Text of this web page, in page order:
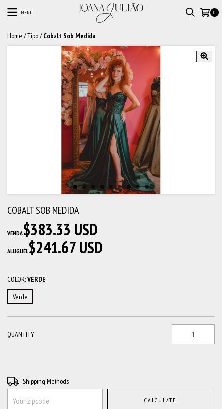
MENU 0
Home /Tipo/ Cobalt Sob Medida
COBALT SOB MEDIDA
VENDA$383.33 USD
ALUGUEL$241.67 USD
COLOR:VERDE
Verde
QUANTITY
Shipping for zipcode:
Shipping Methods
CALCULATE